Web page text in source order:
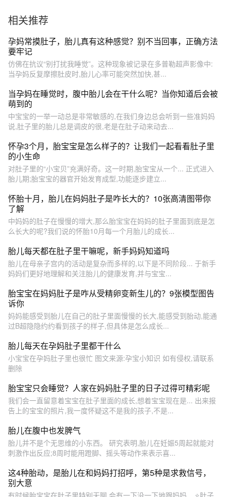
相关推荐
孕妈常摸肚子，胎儿真有这种感觉？别不当回事，正确方法
要牢记
仿佛在抗议“别打扰我睡觉”。这种现象被记录在多普勒超声影像中:
当孕妈反复摩擦肚皮时,胎儿心率可能突然加快,甚...
当孕妈在睡觉时，腹中胎儿会在干什么呢？当你知道后会被
萌到的
中宝宝的一举一动总是非常敏感的,在我们身边总会听到一些准妈妈
说,肚子里的胎儿总是调皮的很,老是在肚子动来动去...
怀孕3个月，胎宝宝是怎么样子的？让我们一起看看肚子里
的小生命
对肚子里的“小宝贝”充满好奇。这一时期,胎宝宝从一个... 正式进入
胎儿期;胎宝宝的器官开始发育成型,功能逐步建立...
怀胎十月，胎儿在妈妈肚子是咋长大的？10张高清图带你
了解
中妈妈的肚子在慢慢的增大,那么胎宝宝在妈妈的肚子里面到底是怎
么长大的呢?我们说的怀胎10月每一个月胎儿的成长...
胎儿每天都在肚子里干嘛呢，新手妈妈知道吗
胎儿在母亲子宫内的活动是复杂而多样的,以下是不同阶段... 于新手
妈妈们更好地理解和关注胎儿的健康发育,并与宝宝...
胎宝宝在妈妈肚子是咋从受精卵变新生儿的？9张模型图告
诉你
妈妈能感受到胎儿在自己的肚子里面慢慢的长大,能感受到胎动,能通
过B超隐隐约约看到孩子的样子,但具体是怎么成长...
胎儿每天在孕妈肚子里都干什么
小宝宝在孕妈肚子里也很忙 图文来源:孕宝小知识 如有侵权,请联系
删除
胎宝宝只会睡觉？人家在妈妈肚子里的日子过得可精彩呢
我们会一直留意着宝宝在肚子里面的成长,想着宝宝现在是... 出来报
告上的宝宝的照片,我一度怀疑这不是我的孩子,不是...
胎儿在腹中也发脾气
胎儿并不是个无思维的小东西。 研究表明,胎儿在妊娠5周起就能对
刺激作出反应;8周时能用蹬脚、摇头等动作来表示喜...
这4种胎动，是胎儿在和妈妈打招呼，第5种是求救信号，
别大意
有时候胎宝宝在肚子里特别无聊,会有一下没一下地跟妈妈... ⭐肚子